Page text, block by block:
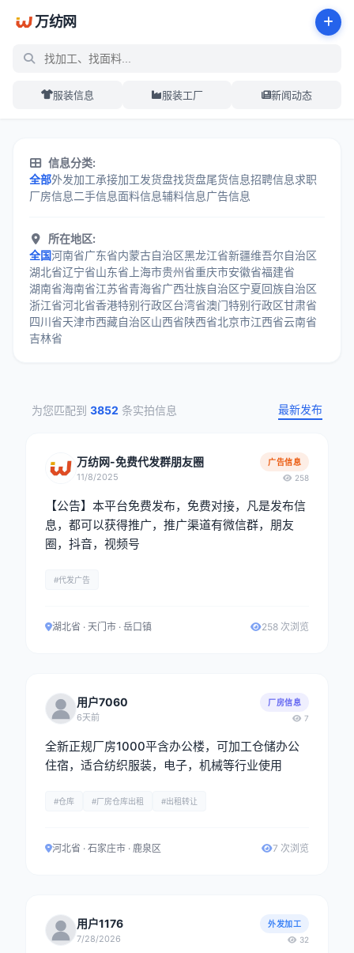
万纺网
服装信息 服装工厂 新闻动态
信息分类:
全部外发加工承接加工发货盘找货盘尾货信息招聘信息求职
厂房信息 二手信息面料信息辅料信息广告信息
所在地区:
全国河南省广东省内蒙古自治区黑龙江省新疆维吾尔自治区
湖北省辽宁省山东省 上海市贵州省重庆市安徽省福建省
湖南省海南省江苏省青海省广西壮族自治区宁夏回族自治区
浙江省河北省香港特别行政区台湾省澳门特别行政区甘肃省
四川省天津市西藏自治区山西省陕西省北京市江西省云南省
吉林省
为您匹配到 3852 条实拍信息 最新发布
万纺网-免费代发群朋友圈
11/8/2025
广告信息
258
【公告】本平台免费发布，免费对接，凡是发布信
息，都可以获得推广，推广渠道有微信群，朋友
圈，抖音，视频号
#代发广告
湖北省 · 天门市 · 岳口镇 258 次浏览
用户7060
6天前
厂房信息
7
全新正规厂房1000平含办公楼，可加工仓储办公
住宿，适合纺织服装，电子，机械等行业使用
#仓库 #厂房仓库出租 #出租转让
河北省 · 石家庄市 · 鹿泉区 7 次浏览
用户1176
7/28/2026
外发加工
32